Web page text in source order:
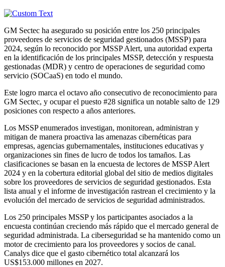
GM Sectec ha asegurado su posición entre los 250 principales
proveedores de servicios de seguridad gestionados (MSSP) para
2024, según lo reconocido por MSSP Alert, una autoridad experta
en la identificación de los principales MSSP, detección y respuesta
gestionadas (MDR) y centro de operaciones de seguridad como
servicio (SOCaaS) en todo el mundo.
Este logro marca el octavo año consecutivo de reconocimiento para
GM Sectec, y ocupar el puesto #28 significa un notable salto de 129
posiciones con respecto a años anteriores.
Los MSSP enumerados investigan, monitorean, administran y
mitigan de manera proactiva las amenazas cibernéticas para
empresas, agencias gubernamentales, instituciones educativas y
organizaciones sin fines de lucro de todos los tamaños. Las
clasificaciones se basan en la encuesta de lectores de MSSP Alert
2024 y en la cobertura editorial global del sitio de medios digitales
sobre los proveedores de servicios de seguridad gestionados. Esta
lista anual y el informe de investigación rastrean el crecimiento y la
evolución del mercado de servicios de seguridad administrados.
Los 250 principales MSSP y los participantes asociados a la
encuesta continúan creciendo más rápido que el mercado general de
seguridad administrada. La ciberseguridad se ha mantenido como un
motor de crecimiento para los proveedores y socios de canal.
Canalys dice que el gasto cibernético total alcanzará los
US$153.000 millones en 2027.